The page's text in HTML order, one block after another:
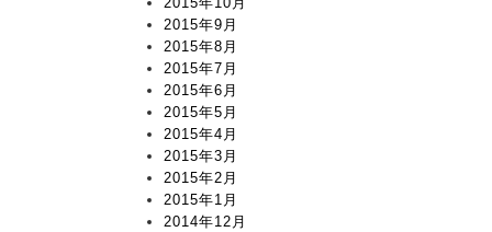
2015年9月
2015年8月
2015年7月
2015年6月
2015年5月
2015年4月
2015年3月
2015年2月
2015年1月
2014年12月